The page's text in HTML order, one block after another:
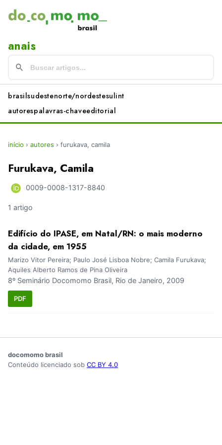
anais
brasilsudestenorte/nordestesulint
autorespalavras-chaveeditorial
início › autores › furukava, camila
Furukava, Camila
0009-0008-1317-8840
1 artigo
Edifício do IPASE, em Natal/RN: o mais moderno
da cidade, em 1955
Marizo Vitor Pereira; Paulo José Lisboa Nobre; Camila Furukava;
Aquiles Alberto Ramos de Pina Oliveira
8º Seminário Docomomo Brasil, Rio de Janeiro, 2009
PDF
docomomo brasil
Conteúdo licenciado sob CC BY 4.0